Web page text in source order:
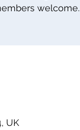
welcome.
UK